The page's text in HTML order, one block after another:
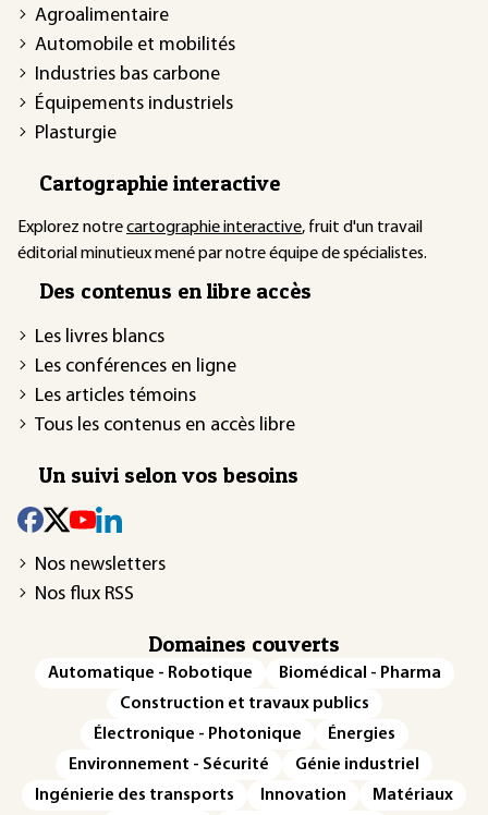
Agroalimentaire
Automobile et mobilités
Industries bas carbone
Équipements industriels
Plasturgie
Cartographie interactive
Explorez notrecartographie interactive, fruit d'un travail
éditorial minutieux mené par notre équipe de spécialistes.
Des contenus en libre accès
Les livres blancs
Les conférences en ligne
Les articles témoins
Tous les contenus en accès libre
Un suivi selon vos besoins
Nos newsletters
Nos flux RSS
Domaines couverts
Automatique - Robotique
Biomédical - Pharma
Construction et travaux publics
Électronique - Photonique
Énergies
Environnement - Sécurité
Génie industriel
Ingénierie des transports
Innovation
Matériaux